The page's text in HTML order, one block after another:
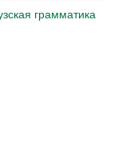
грамматика